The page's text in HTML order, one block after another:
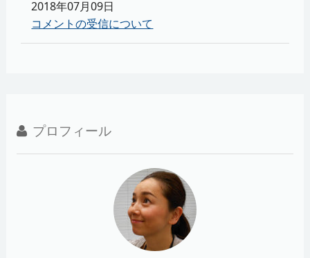
2018年07月09日
コメントの受信について
プロフィール